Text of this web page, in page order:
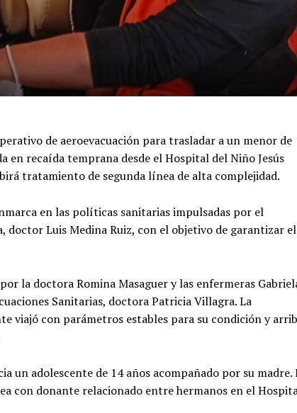
de aeroevacuación para trasladar a un menor de
recaída temprana desde el Hospital del Niño Jesús
tratamiento de segunda línea de alta complejidad.
en las políticas sanitarias impulsadas por el
doctor Luis Medina Ruiz, con el objetivo de garantizar el
la doctora Romina Masaguer y las enfermeras
Sanitarias, doctora Patricia Villagra. La
viajó con parámetros estables para su condición y
un adolescente de 14 años acompañado por su madre.
con donante relacionado entre hermanos en el